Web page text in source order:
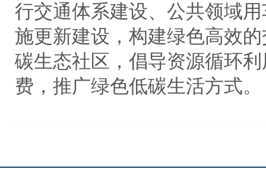
行交通体系建设、公共领域
施更新建设，构建绿色高效
碳生态社区，倡导资源循环
费，推广绿色低碳生活方式。